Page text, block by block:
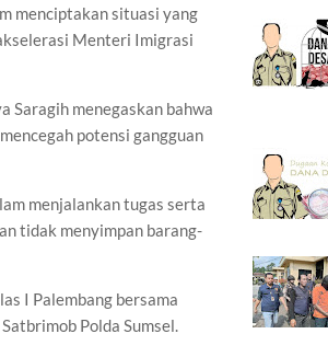
menciptakan situasi yang
Menteri Imigrasi
Saragih menegaskan bahwa
potensi gangguan
menjalankan tugas serta
tidak menyimpan barang-
I Palembang bersama
Polda Sumsel.